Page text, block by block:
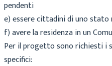
pendenti
e) essere cittadini di uno stato
f) avere la residenza in un
Per il progetto sono richiesti i
specifici: